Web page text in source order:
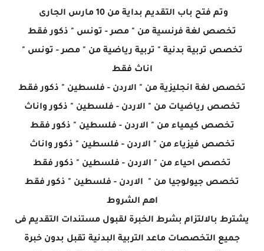
وتم فتح باب التقديم بداية من 10 مارس الجارى
تخصص لغة فرنسية من " مصر - تونس " ذكور فقط
تخصص تربية بدنية " تربية رياضية من " مصر - تونس "
اناث فقط
تخصص لغة انجليزية من " الاردن - فلسطين " ذكور فقط
تخصص رياضيات من " الاردن - فلسطين " ذكور واناث
تخصص كيمياء من " الاردن - فلسطين " ذكور فقط
تخصص فيزياء من " الاردن - فلسطين " ذكور واناث
تخصص احياء من " الاردن - فلسطين " ذكور فقط
تخصص جيولوجيا من " الاردن - فلسطين " ذكور فقط
اهم الشروط
يشترط بالالتزام بشرط الخبرة لقبول مستندات التقديم فى
جميع التخصصات ماعد التربية البدنية تقبل بدون خبرة